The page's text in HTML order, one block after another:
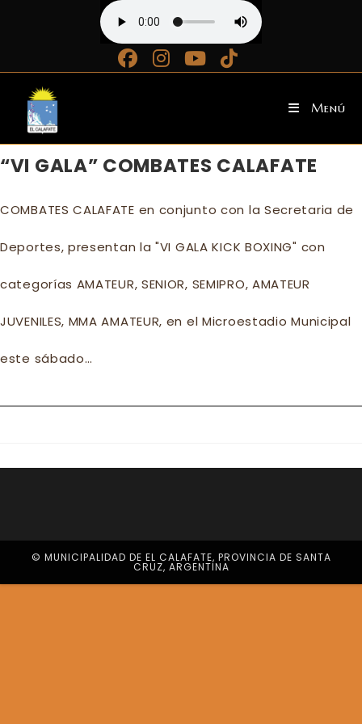
contenido
Menú
“VI GALA” COMBATES CALAFATE
COMBATES CALAFATE en conjunto con la Secretaria de
Deportes, presentan la "VI GALA KICK BOXING" con
categorías AMATEUR, SENIOR, SEMIPRO, AMATEUR
JUVENILES, MMA AMATEUR, en el Microestadio Municipal
este sábado…
© MUNICIPALIDAD DE EL CALAFATE, PROVINCIA DE SANTA
CRUZ, ARGENTINA